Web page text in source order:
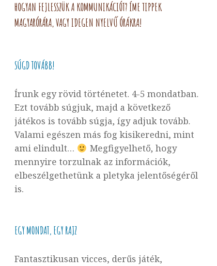
HOGYAN FEJLESSZÜK A KOMMUNIKÁCIÓT? ÍME TIPPEK
MAGYARÓRÁRA, VAGY IDEGEN NYELVŰ ÓRÁKRA!
SÚGD TOVÁBB!
Írunk egy rövid történetet. 4-5 mondatban.
Ezt tovább súgjuk, majd a következő
játékos is tovább súgja, így adjuk tovább.
Valami egészen más fog kisikeredni, mint
ami elindult…
Megfigyelhető, hogy
mennyire torzulnak az információk,
elbeszélgethetünk a pletyka jelentőségéről
is.
EGY MONDAT, EGY RAJZ
Fantasztikusan vicces, derűs játék,